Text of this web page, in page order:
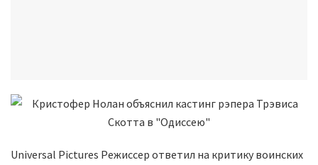
Universal Pictures Режиссер ответил на критику воинских